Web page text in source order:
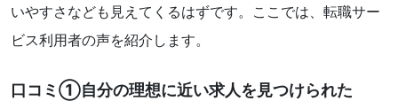
いやすさなども見えてくるはずです。ここでは、転職サー
ビス利用者の声を紹介します。
口コミ①自分の理想に近い求人を見つけられた